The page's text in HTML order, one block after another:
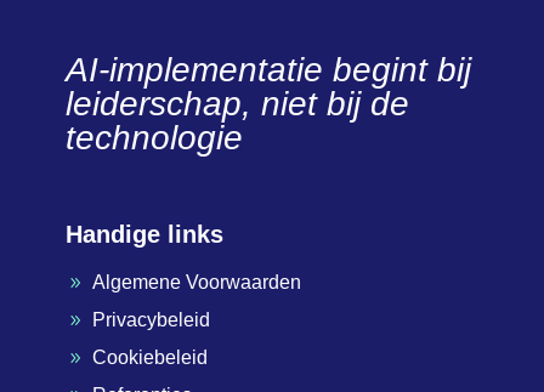
AI-implementatie begint bij
leiderschap, niet bij de
technologie
Handige links
9 Algemene Voorwaarden
9 Privacybeleid
9 Cookiebeleid